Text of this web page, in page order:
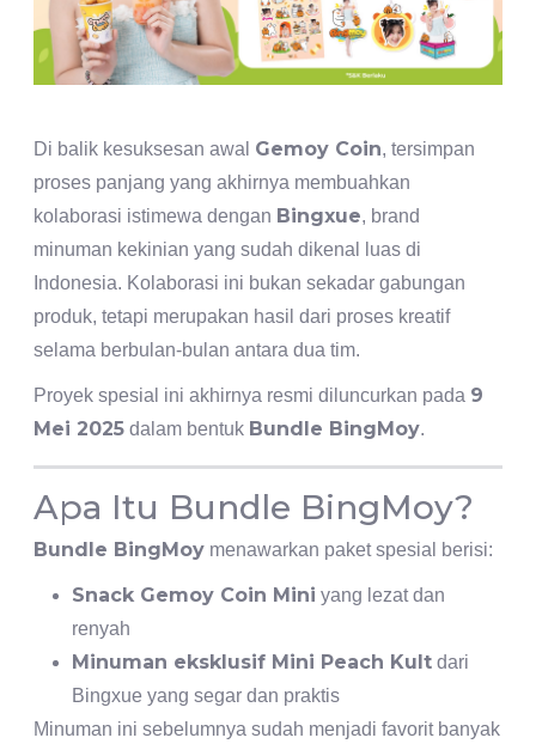
Di balik kesuksesan awal Gemoy Coin, tersimpan
proses panjang yang akhirnya membuahkan
kolaborasi istimewa dengan Bingxue, brand
minuman kekinian yang sudah dikenal luas di
Indonesia. Kolaborasi ini bukan sekadar gabungan
produk, tetapi merupakan hasil dari proses kreatif
selama berbulan-bulan antara dua tim.
Proyek spesial ini akhirnya resmi diluncurkan pada 9
Mei 2025 dalam bentuk Bundle BingMoy.
Apa Itu Bundle BingMoy?
Bundle BingMoy menawarkan paket spesial berisi:
Snack Gemoy Coin Mini yang lezat dan
renyah
Minuman eksklusif Mini Peach Kult dari
Bingxue yang segar dan praktis
Minuman ini sebelumnya sudah menjadi favorit banyak